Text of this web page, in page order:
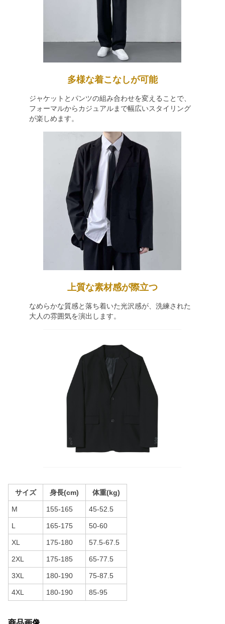
多様な着こなしが可能
ジャケットとパンツの組み合わせを変えることで、
フォーマルからカジュアルまで幅広いスタイリング
が楽しめます。
上質な素材感が際立つ
なめらかな質感と落ち着いた光沢感が、洗練された
大人の雰囲気を演出します。
サイズ 身長(cm) 体重(kg)
M 155-165 45-52.5
L 165-175 50-60
XL 175-180 57.5-67.5
2XL 175-185 65-77.5
3XL 180-190 75-87.5
4XL 180-190 85-95